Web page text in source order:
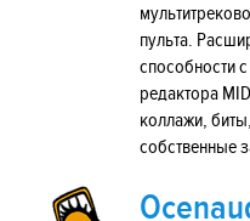
пульта.
способности
редактора
коллажи,
собственные